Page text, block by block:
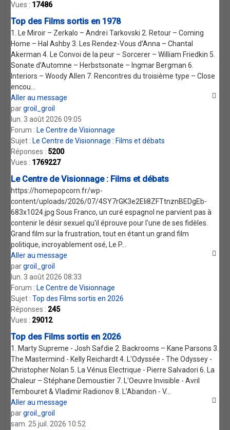
Vues : 17486
Top des Films sortis en 1978
1. Le Miroir – Zerkalo – Andreï Tarkovski 2. Retour – Coming
Home – Hal Ashby 3. Les Rendez-Vous d’Anna – Chantal
Akerman 4. Le Convoi de la peur – Sorcerer – William Friedkin 5.
Sonate d’Automne – Herbstsonate – Ingmar Bergman 6.
Interiors – Woody Allen 7. Rencontres du troisième type – Close
encou...
Aller au message
pargroil_groil
lun. 3 août 2026 09:05
Forum : Le Centre de Visionnage
Sujet : Le Centre de Visionnage : Films et débats
Réponses : 5200
Vues : 1769227
Le Centre de Visionnage : Films et débats
https://homepopcorn.fr/wp-
content/uploads/2026/07/4SY7rGK3e2EIi8ZFTtnznBEDgEb-
683x1024.jpg Sous Franco, un curé espagnol ne parvient pas à
contenir le désir sexuel qu'il éprouve pour l'une de ses fidèles.
Grand film sur la frustration, tout en étant un grand film
politique, incroyablement osé, Le P...
Aller au message
pargroil_groil
lun. 3 août 2026 08:33
Forum : Le Centre de Visionnage
Sujet :Top des Films sortis en 2026
Réponses : 245
Vues : 29012
Top des Films sortis en 2026
1. Marty Supreme - Josh Safdie 2. Backrooms – Kane Parsons 3.
The Mastermind - Kelly Reichardt 4. L'Odyssée - The Odyssey -
Christopher Nolan 5. La Vénus Electrique - Pierre Salvadori 6. La
Chaleur – Stéphane Demoustier 7. L'Oeuvre Invisible - Avril
Tembouret & Vladimir Radionov 8. L’Abandon - V...
Aller au message
pargroil_groil
sam. 25 juil. 2026 10:52